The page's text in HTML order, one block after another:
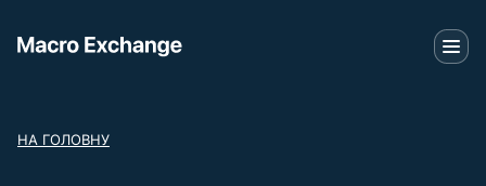
НА ГОЛОВНУ